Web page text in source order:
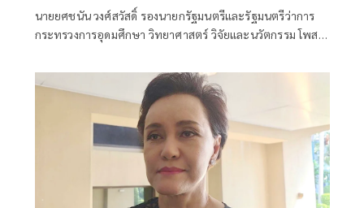
นายยศชนัน วงศ์สวัสดิ์ รองนายกรัฐมนตรีและรัฐมนตรีว่าการ
กระทรวงการอุดมศึกษา วิทยาศาสตร์ วิจัยและนวัตกรรม โพสต์
ครอบครัวผู้สูญเสีย